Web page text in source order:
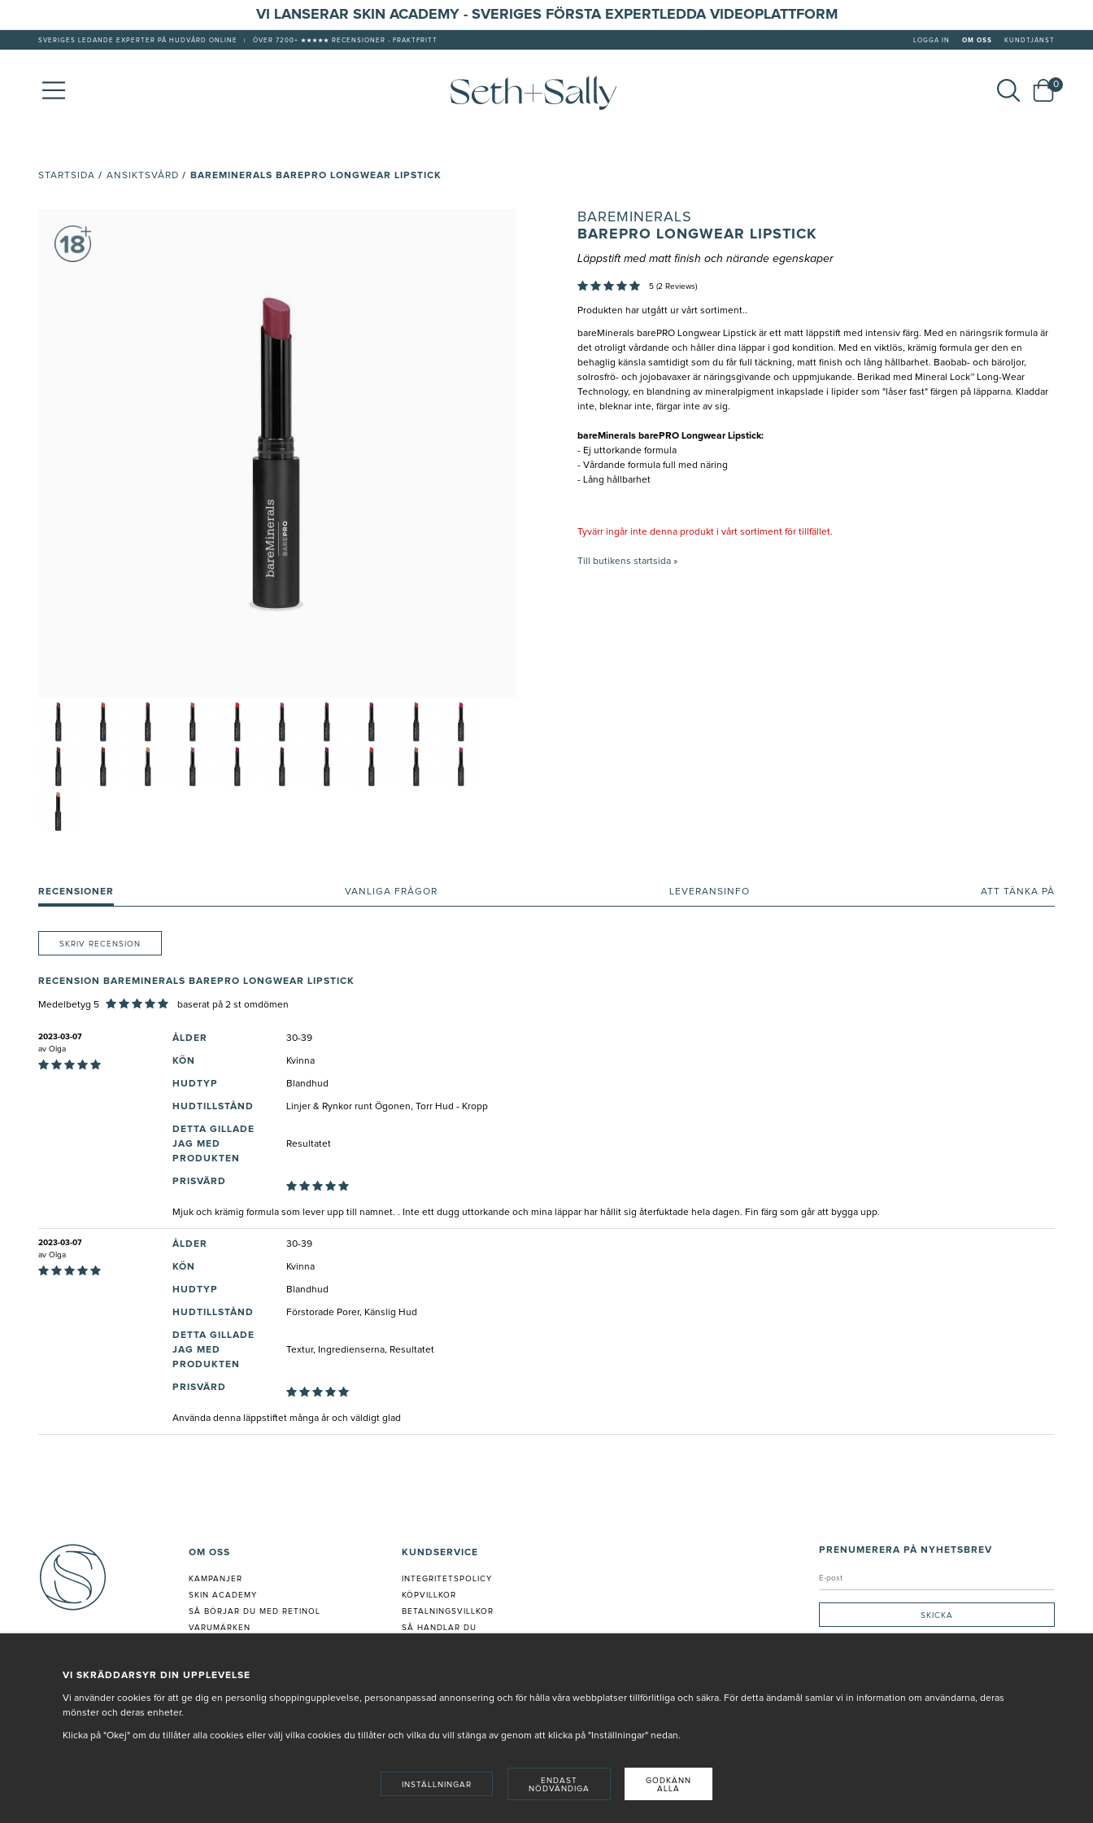
VI LANSERAR SKIN ACADEMY - SVERIGES FÖRSTA EXPERTLEDDA VIDEOPLATTFORM
SVERIGES LEDANDE EXPERTER PÅ HUDVÅRD ONLINE ÖVER 7200+ ★★★★★ RECENSIONER - FRAKTFRITT LOGGA IN OM OSS KUNDTJÄNST
0
STARTSIDA / ANSIKTSVÅRD / BAREMINERALS BAREPRO LONGWEAR LIPSTICK
BAREMINERALS
BAREPRO LONGWEAR LIPSTICK
Läppstift med matt finish och närande egenskaper
5 (2 Reviews)
Produkten har utgått ur vårt sortiment..
bareMinerals barePRO Longwear Lipstick är ett matt läppstift med intensiv färg. Med en näringsrik formula är
det otroligt vårdande och håller dina läppar i god kondition. Med en viktlös, krämig formula ger den en
behaglig känsla samtidigt som du får full täckning, matt finish och lång hållbarhet. Baobab- och bäroljor,
solrosfrö- och jojobavaxer är näringsgivande och uppmjukande. Berikad med Mineral Lock™ Long-Wear
Technology, en blandning av mineralpigment inkapslade i lipider som "låser fast" färgen på läpparna. Kladdar
inte, bleknar inte, färgar inte av sig.
bareMinerals barePRO Longwear Lipstick:
- Ej uttorkande formula
- Vårdande formula full med näring
- Lång hållbarhet
Tyvärr ingår inte denna produkt i vårt sortiment för tillfället.
Till butikens startsida »
RECENSIONER VANLIGA FRÅGOR LEVERANSINFO ATT TÄNKA PÅ
SKRIV RECENSION
RECENSION BAREMINERALS BAREPRO LONGWEAR LIPSTICK
Medelbetyg 5 baserat på 2 st omdömen
2023-03-07
av Olga
ÅLDER 30-39
KÖN Kvinna
HUDTYP Blandhud
HUDTILLSTÅND Linjer & Rynkor runt Ögonen, Torr Hud - Kropp
DETTA GILLADE
JAG MED
PRODUKTEN
Resultatet
PRISVÄRD
Mjuk och krämig formula som lever upp till namnet. . Inte ett dugg uttorkande och mina läppar har hållit sig återfuktade hela dagen. Fin färg som går att bygga upp.
2023-03-07
av Olga
ÅLDER 30-39
KÖN Kvinna
HUDTYP Blandhud
HUDTILLSTÅND Förstorade Porer, Känslig Hud
DETTA GILLADE
JAG MED
PRODUKTEN
Textur, Ingredienserna, Resultatet
PRISVÄRD
Använda denna läppstiftet många år och väldigt glad
OM OSS
KAMPANJER
SKIN ACADEMY
SÅ BÖRJAR DU MED RETINOL
VARUMÄRKEN
VÅR PERSONAL
KUNDSERVICE
INTEGRITETSPOLICY
KÖPVILLKOR
BETALNINGSVILLKOR
SÅ HANDLAR DU
REKLAMATION
PRENUMERERA PÅ NYHETSBREV
VI SKRÄDDARSYR DIN UPPLEVELSE
Vi använder cookies för att ge dig en personlig shoppingupplevelse, personanpassad annonsering och för hålla våra webbplatser tillförlitliga och säkra. För detta ändamål samlar vi in information om användarna, deras
mönster och deras enheter.
Klicka på "Okej" om du tillåter alla cookies eller välj vilka cookies du tillåter och vilka du vill stänga av genom att klicka på "Inställningar" nedan.
INSTÄLLNINGAR
ENDAST
NÖDVÄNDIGA
GODKÄNN
ALLA